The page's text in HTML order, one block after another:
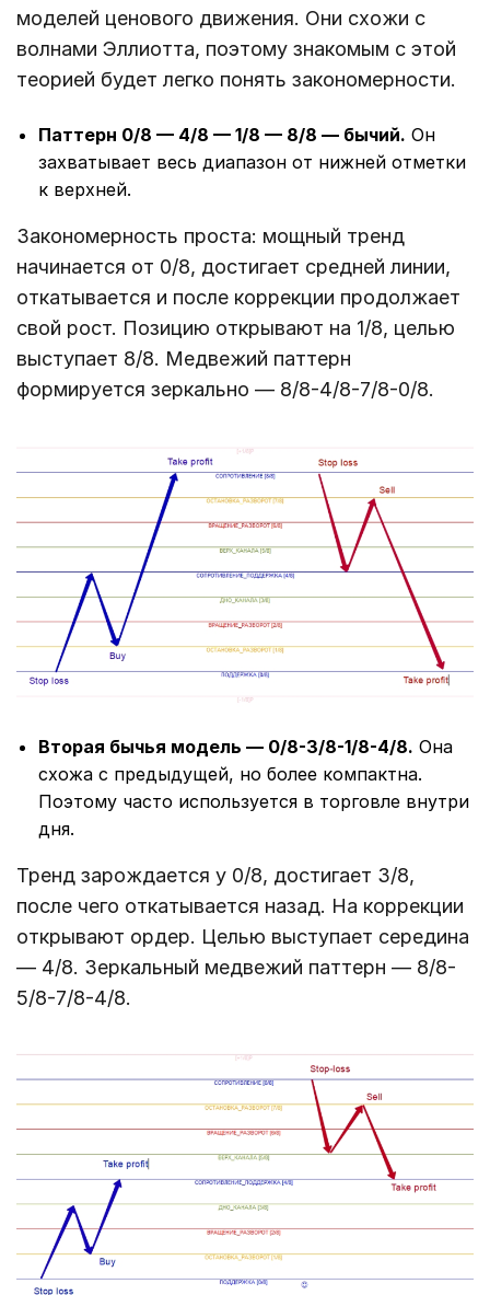
моделей ценового движения. Они схожи с
волнами Эллиотта, поэтому знакомым с этой
теорией будет легко понять закономерности.
Паттерн 0/8 — 4/8 — 1/8 — 8/8 ― бычий. Он
захватывает весь диапазон от нижней отметки
к верхней.
Закономерность проста: мощный тренд
начинается от 0/8, достигает средней линии,
откатывается и после коррекции продолжает
свой рост. Позицию открывают на 1/8, целью
выступает 8/8. Медвежий паттерн
формируется зеркально ― 8/8-4/8-7/8-0/8.
Вторая бычья модель ― 0/8-3/8-1/8-4/8. Она
схожа с предыдущей, но более компактна.
Поэтому часто используется в торговле внутри
дня.
Тренд зарождается у 0/8, достигает 3/8,
после чего откатывается назад. На коррекции
открывают ордер. Целью выступает середина
― 4/8. Зеркальный медвежий паттерн ― 8/8-
5/8-7/8-4/8.